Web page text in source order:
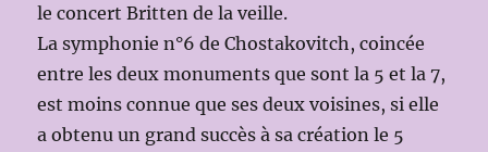
le concert Britten de la veille.
La symphonie n°6 de Chostakovitch, coincée
entre les deux monuments que sont la 5 et la 7,
est moins connue que ses deux voisines, si elle
a obtenu un grand succès à sa création le 5